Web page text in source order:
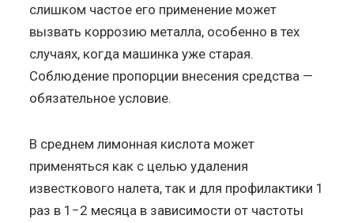
слишком частое его применение может
вызвать коррозию металла, особенно в тех
случаях, когда машинка уже старая.
Соблюдение пропорции внесения средства —
обязательное условие.
В среднем лимонная кислота может
применяться как с целью удаления
известкового налета, так и для профилактики 1
раз в 1−2 месяца в зависимости от частоты